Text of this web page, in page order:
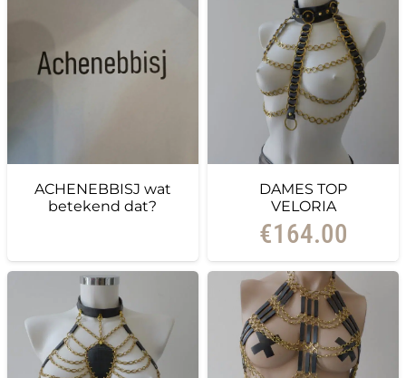
ACHENEBBISJ wat
betekend dat?
DAMES TOP
VELORIA
€164.00